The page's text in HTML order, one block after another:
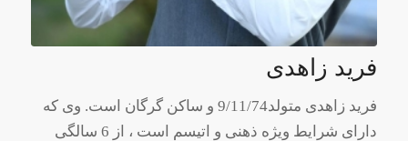
فرید زاهدی
فرید زاهدی متولد9/11/74 و ساکن گرگان است. وی که
دارای شرایط ویژه ذهنی و اتیسم است ، از 6 سالگی